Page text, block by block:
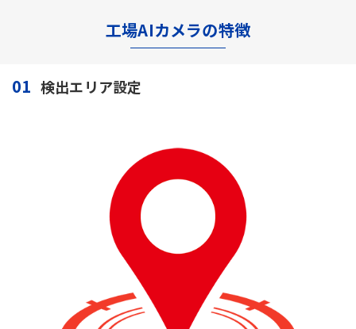
工場AIカメラの特徴
01 検出エリア設定